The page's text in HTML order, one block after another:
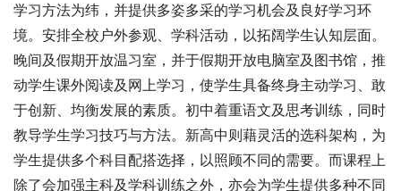
学习方法为纬，并提供多姿多采的学习机会及良好学习环
境。安排全校户外参观、学科活动，以拓阔学生认知层面。
晚间及假期开放温习室，并于假期开放电脑室及图书馆，推
动学生课外阅读及网上学习，使学生具备终身主动学习、敢
于创新、均衡发展的素质。初中着重语文及思考训练，同时
教导学生学习技巧与方法。新高中则藉灵活的选科架构，为
学生提供多个科目配搭选择，以照顾不同的需要。而课程上
除了会加强主科及学科训练之外，亦会为学生提供多种不同